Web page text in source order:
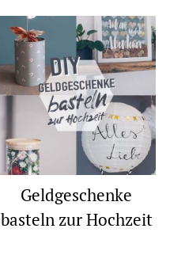
Geldgeschenke
basteln zur Hochzeit